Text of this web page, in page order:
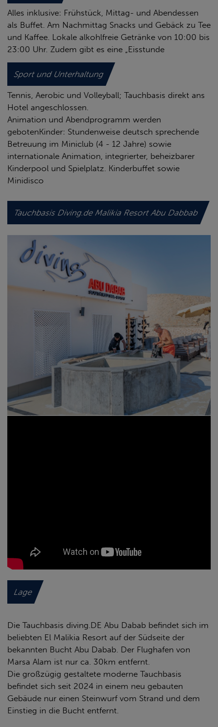
Alles inklusive: Frühstück, Mittag- und Abendessen
als Buffet. Am Nachmittag Snacks und Gebäck zu Tee
und Kaffee. Lokale alkohlfreie Getränke von 10:00 bis
23:00 Uhr. Zudem gibt es eine „Eisstunde
Sport und Unterhaltung
Tennis, Aerobic und Volleyball; Tauchbasis direkt ans
Hotel angeschlossen.
Animation und Abendprogramm werden
gebotenKinder: Stundenweise deutsch sprechende
Betreuung im Miniclub (4 - 12 Jahre) sowie
internationale Animation, integrierter, beheizbarer
Kinderpool und Spielplatz. Kinderbuffet sowie
Minidisco
Tauchbasis Diving.de Malikia Resort Abu Dabbab
Lage
Die Tauchbasis diving.DE Abu Dabab befindet sich im
beliebten El Malikia Resort auf der Südseite der
bekannten Bucht Abu Dabab. Der Flughafen von
Marsa Alam ist nur ca. 30km entfernt.
Die großzügig gestaltete moderne Tauchbasis
befindet sich seit 2024 in einem neu gebauten
Gebäude nur einen Steinwurf vom Strand und dem
Einstieg in die Bucht entfernt.